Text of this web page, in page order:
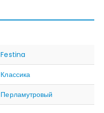
Festina
Классика
Перламутровый